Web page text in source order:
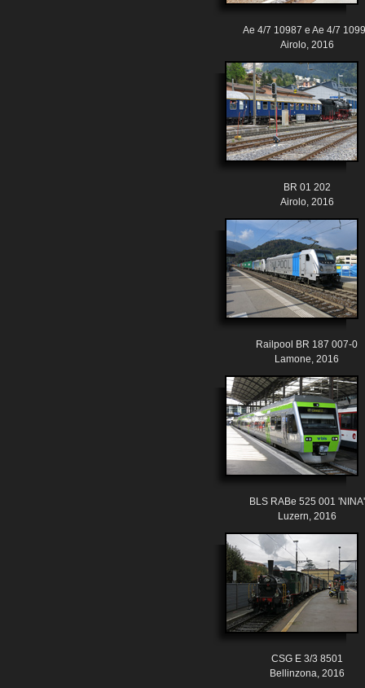
Ae 4/7 10987 e Ae 4/7
Airolo, 2016
BR 01 202
Airolo, 2016
Railpool BR 187 007-0
Lamone, 2016
BLS RABe 525 001 'NINA'
Luzern, 2016
CSG E 3/3 8501
Bellinzona, 2016